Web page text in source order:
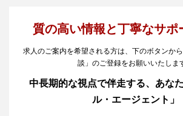
質の高い情報と丁寧なサポ
求人のご案内を希望される方は、下のボタンか
談」のご登録をお願いいたしま
中長期的な視点で伴走する、あな
ル・エージェント」